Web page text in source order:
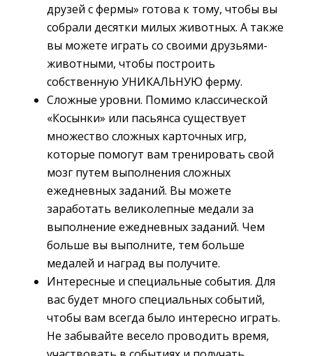
друзей с фермы» готова к тому, чтобы вы
собрали десятки милых животных. А также
вы можете играть со своими друзьями-
животными, чтобы построить
собственную УНИКАЛЬНУЮ ферму.
Сложные уровни. Помимо классической
«Косынки» или пасьянса существует
множество сложных карточных игр,
которые помогут вам тренировать свой
мозг путем выполнения сложных
ежедневных заданий. Вы можете
заработать великолепные медали за
выполнение ежедневных заданий. Чем
больше вы выполните, тем больше
медалей и наград вы получите.
Интересные и специальные события. Для
вас будет много специальных событий,
чтобы вам всегда было интересно играть.
Не забывайте весело проводить время,